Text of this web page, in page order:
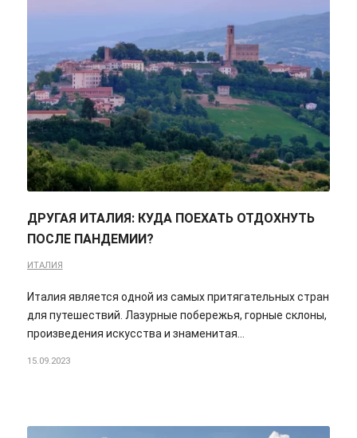
ДРУГАЯ ИТАЛИЯ: КУДА ПОЕХАТЬ ОТДОХНУТЬ
ПОСЛЕ ПАНДЕМИИ?
ИТАЛИЯ
Италия является одной из самых притягательных стран
для путешествий. Лазурные побережья, горные склоны,
произведения искусства и знаменитая…
15.09.2023